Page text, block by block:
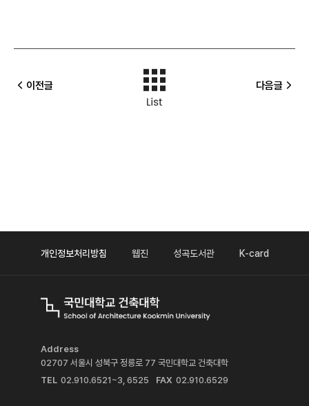
이전글 다음글
개인정보처리방침 웹진 성곡도서관 K-card
Address
02707 서울시 성북구 정릉로 77 국민대학교 건축대학
TEL 02.910.6521~3, 6525 FAX 02.910.6529